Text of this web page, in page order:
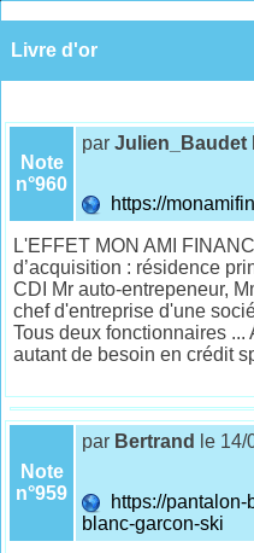
Livre d'or
Note
n°960
parJulien_Baudet
https://
L'EFFET MON AMI
d’acquisition : résidence
CDI Mr auto-entrepeneur,
chef d'entreprise d'une
Tous deux fonctionnaires ...
autant de besoin en crédit
Note
n°959
par Bertrand le 14/
https://
blanc-garcon-ski